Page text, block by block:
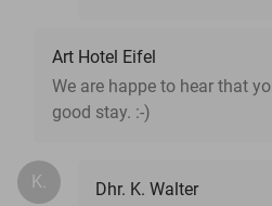
Art Hotel Eifel
We are happe to hear that
good stay. :-)
K.
Dhr. K. Walter